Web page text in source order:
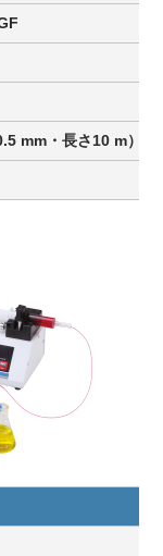
mm・長さ10 m）